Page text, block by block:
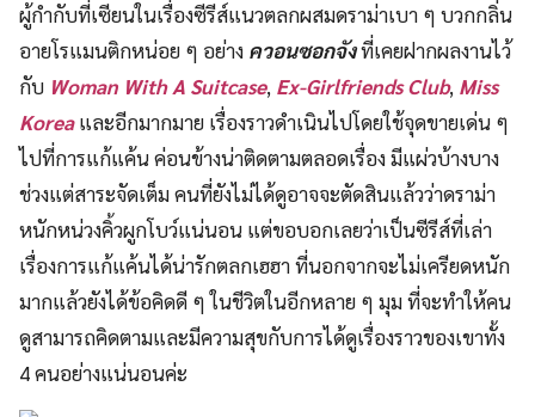
ผู้กำกับที่เซียนในเรื่องซีรีส์แนวตลกผสมดราม่าเบา ๆ บวกกลิ่น
อายโรแมนติกหน่อย ๆ อย่าง ควอนซอกจังที่เคยฝากผลงานไว้
กับ Woman With A Suitcase, Ex-Girlfriends Club, Miss
Koreaและอีกมากมาย เรื่องราวดำเนินไปโดยใช้จุดขายเด่น ๆ
ไปที่การแก้แค้น ค่อนข้างน่าติดตามตลอดเรื่อง มีแผ่วบ้างบาง
ช่วงแต่สาระจัดเต็ม คนที่ยังไม่ได้ดูอาจจะตัดสินแล้วว่าดราม่า
หนักหน่วงคิ้วผูกโบว์แน่นอน แต่ขอบอกเลยว่าเป็นซีรีส์ที่เล่า
เรื่องการแก้แค้นได้น่ารักตลกเฮฮา ที่นอกจากจะไม่เครียดหนัก
มากแล้วยังได้ข้อคิดดี ๆ ในชีวิตในอีกหลาย ๆ มุม ที่จะทำให้คน
ดูสามารถคิดตามและมีความสุขกับการได้ดูเรื่องราวของเขาทั้ง
4 คนอย่างแน่นอนค่ะ